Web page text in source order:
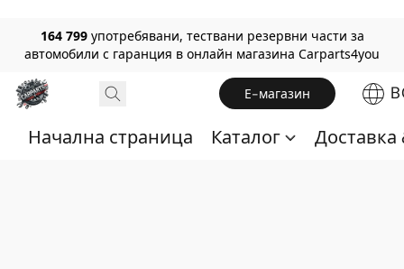
164 799 употребявани, тествани резервни части за
автомобили с гаранция в онлайн магазина Carparts4you
Е-магазин
Начална страница Каталог Доставка